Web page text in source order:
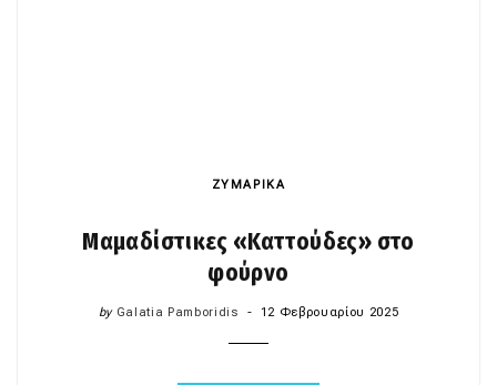
ΖΥΜΑΡΙΚΑ
Μαμαδίστικες «Καττούδες» στο
φούρνο
by Galatia Pamboridis 12 Φεβρουαρίου 2025